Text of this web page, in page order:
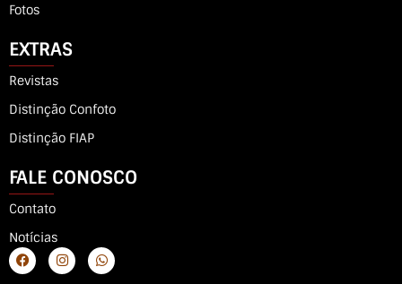
Fotos
EXTRAS
Revistas
Distinção Confoto
Distinção FIAP
FALE CONOSCO
Contato
Notícias
F
a
c
I
n
s
W
h
a